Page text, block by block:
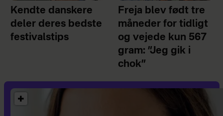
Kendte danskere
deler deres bedste
festivalstips
Freja blev født tre
måneder for tidligt
og vejede kun 567
gram: ”Jeg gik i
chok”